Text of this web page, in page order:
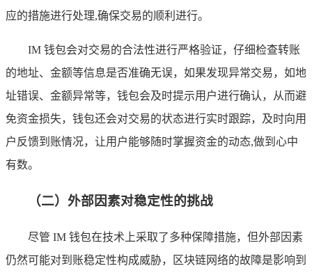
应的措施进行处理,确保交易的顺利进行。
IM 钱包会对交易的合法性进行严格验证，仔细检查转账
的地址、金额等信息是否准确无误，如果发现异常交易，如地
址错误、金额异常等，钱包会及时提示用户进行确认，从而避
免资金损失，钱包还会对交易的状态进行实时跟踪，及时向用
户反馈到账情况，让用户能够随时掌握资金的动态,做到心中
有数。
（二）外部因素对稳定性的挑战
尽管 IM 钱包在技术上采取了多种保障措施，但外部因素
仍然可能对到账稳定性构成威胁，区块链网络的故障是影响到